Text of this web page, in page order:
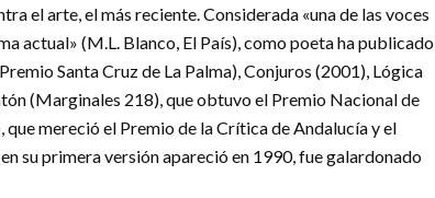
el arte, el más reciente. Considerada «una de las voces
actual» (M.L. Blanco, El País), como poeta ha publicado,
Santa Cruz de La Palma), Conjuros (2001), Lógica
(Marginales 218), que obtuvo el Premio Nacional de
mereció el Premio de la Crítica de Andalucía y el
su primera versión apareció en 1990, fue galardonado